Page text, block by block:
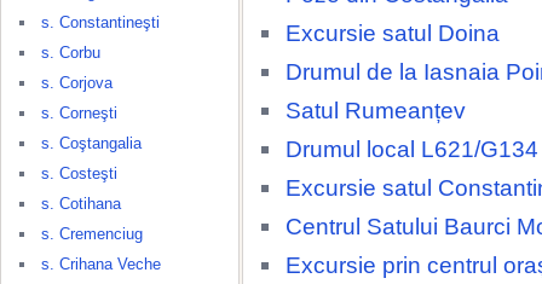
s. Constantineşti
s. Corbu
s. Corjova
s. Corneşti
s. Coştangalia
s. Costeşti
s. Cotihana
s. Cremenciug
s. Crihana Veche
Excursie satul Doina
Drumul de la Iasnaia
Satul Rumeanțev
Drumul local L621/G134
Excursie satul
Centrul Satului Baurci
Excursie prin centrul